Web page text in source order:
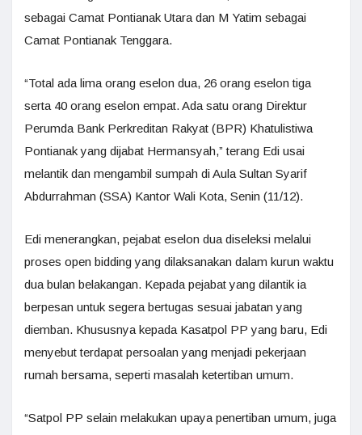
sebagai Camat Pontianak Utara dan M Yatim sebagai
Camat Pontianak Tenggara.
“Total ada lima orang eselon dua, 26 orang eselon tiga
serta 40 orang eselon empat. Ada satu orang Direktur
Perumda Bank Perkreditan Rakyat (BPR) Khatulistiwa
Pontianak yang dijabat Hermansyah,” terang Edi usai
melantik dan mengambil sumpah di Aula Sultan Syarif
Abdurrahman (SSA) Kantor Wali Kota, Senin (11/12).
Edi menerangkan, pejabat eselon dua diseleksi melalui
proses open bidding yang dilaksanakan dalam kurun waktu
dua bulan belakangan. Kepada pejabat yang dilantik ia
berpesan untuk segera bertugas sesuai jabatan yang
diemban. Khususnya kepada Kasatpol PP yang baru, Edi
menyebut terdapat persoalan yang menjadi pekerjaan
rumah bersama, seperti masalah ketertiban umum.
“Satpol PP selain melakukan upaya penertiban umum, juga